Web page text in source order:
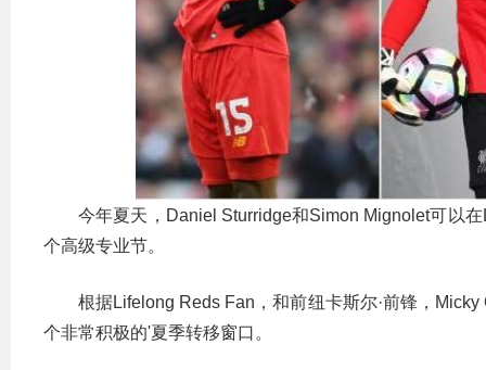
今年夏天，Daniel Sturridge和Simon Mignolet可以
个高级专业节。
根据Lifelong Reds Fan，和前纽卡斯尔·前锋，
个非常积极的'夏季转移窗口。